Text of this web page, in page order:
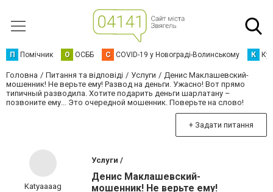
П Помічник О ОСББ C COVID-19 у Новограді-Волинському К
Головна Питання та відповіді Услуги
Денис Маклашевский-
мошенник! Не верьте ему! Развод на деньги. Ужасно! Вот прямо
типичный разводила. Хотите подарить деньги шарлатану –
позвоните ему... Это очередной мошенник. Поверьте на слово!
+ Задати питання
Katyaaaag
Услуги /
Денис Маклашевский-
мошенник! Не верьте ему!